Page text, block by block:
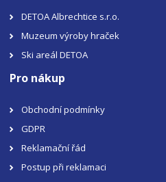
DETOA Albrechtice s.r.o.
Muzeum výroby hraček
Ski areál DETOA
Pro nákup
Obchodní podmínky
GDPR
Reklamační řád
Postup při reklamaci